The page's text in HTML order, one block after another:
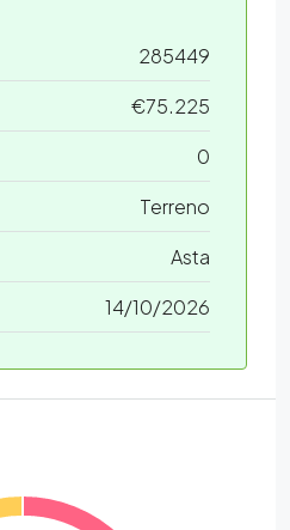
285449
€75.225
0
Terreno
Asta
14/10/2026